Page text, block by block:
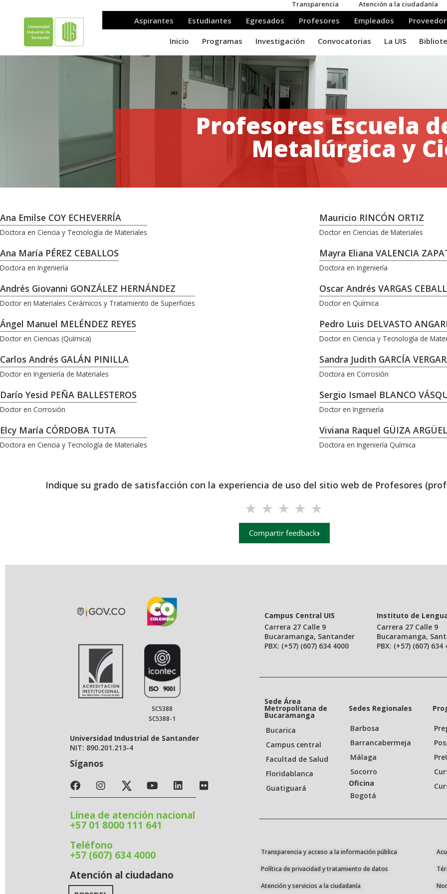
Profesores Escuela
Metalúrgica y
Ana Emilse COY ECHEVERRÍA
Doctora en Ciencia y Tecnología de Materiales
Ana María PÉREZ CEBALLOS
Doctora en Ingeniería
Andrés Giovanni GONZÁLEZ HERNÁNDEZ
Doctor en Materiales Cerámicos y Tratamiento de Superficies
Ángel Manuel MELÉNDEZ REYES
Doctor en Ciencias (Química)
Carlos Andrés GALÁN PINILLA
Doctor en Ingeniería de Materiales
Darío Yesid PEÑA BALLESTEROS
Doctor en Corrosión
Elcy María CÓRDOBA TUTA
Doctora en Ciencia y Tecnología de Materiales
Mauricio RINCÓN ORTIZ
Doctor en Ciencias de Materiales
Mayra Eliana VALENCIA
Doctora en Ingeniería
Oscar Andrés VARGAS
Doctor en Química
Pedro Luis DELVASTO
Doctor en Ciencia y Tecnología de
Sandra Judith GARCÍA
Doctora en Corrosión
Sergio Ismael BLANCO
Doctor en Ingeniería
Viviana Raquel GÜIZA
Doctora en Ingeniería Química
Indique su grado de satisfacción con la experiencia de uso del sitio web de Profesores